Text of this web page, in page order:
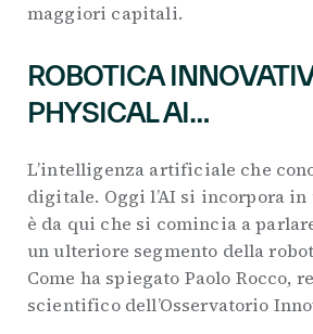
maggiori capitali.
ROBOTICA
PHYSICAL AI…
L’intelligenza artificiale che
digitale. Oggi l’AI si incorpora
è da qui che si comincia a
un ulteriore segmento della
Come ha spiegato Paolo Rocco,
scientifico dell’Osservatorio